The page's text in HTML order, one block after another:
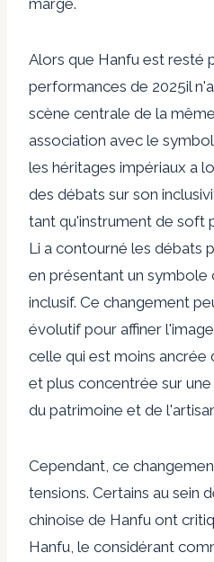
Alors que Hanfu est resté
performances de 2025il
scène centrale de la
association avec le
les héritages impériaux a
des débats sur son
tant qu'instrument de soft
Li a contourné les débats
en présentant un symbole
inclusif. Ce changement
évolutif pour affiner
celle qui est moins ancrée
et plus concentrée sur
du patrimoine et de
Cependant, ce
tensions. Certains au sein
chinoise de Hanfu ont
Hanfu, le considérant